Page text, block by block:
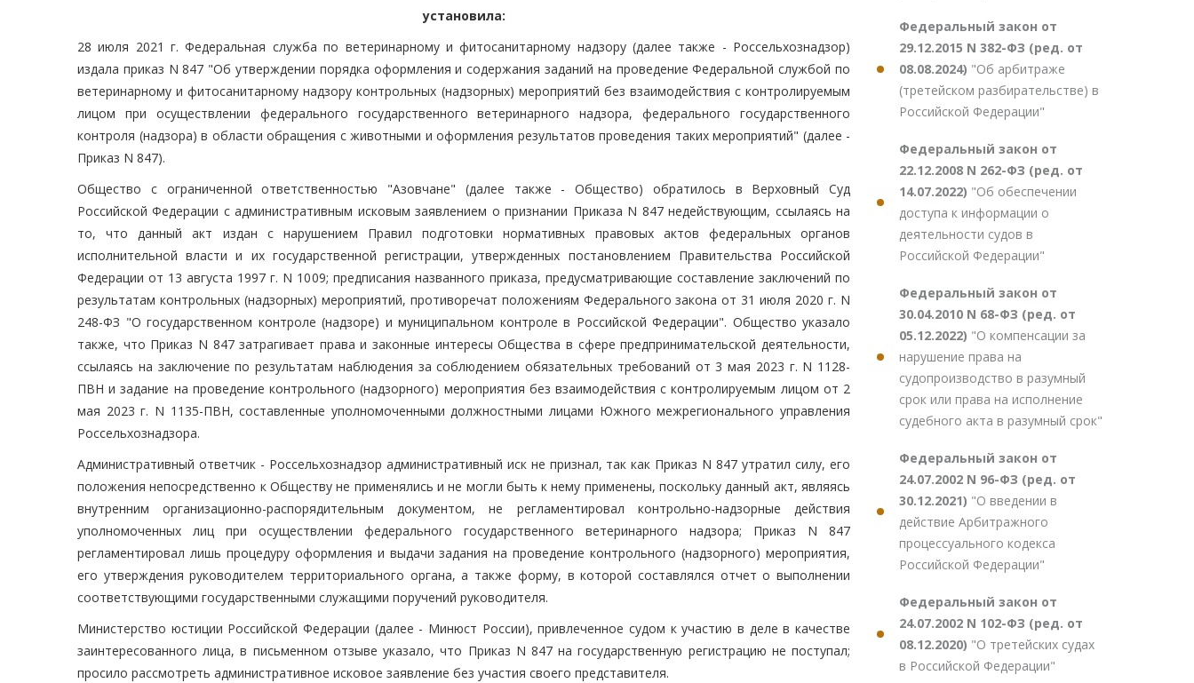
установила:
28 июля 2021 г. Федеральная служба по ветеринарному и фитосанитарному надзору (далее также - Россельхознадзор)
издала приказ N 847 "Об утверждении порядка оформления и содержания заданий на проведение Федеральной службой по
ветеринарному и фитосанитарному надзору контрольных (надзорных) мероприятий без взаимодействия с контролируемым
лицом при осуществлении федерального государственного ветеринарного надзора, федерального государственного
контроля (надзора) в области обращения с животными и оформления результатов проведения таких мероприятий" (далее -
Приказ N 847).
Общество с ограниченной ответственностью "Азовчане" (далее также - Общество) обратилось в Верховный Суд
Российской Федерации с административным исковым заявлением о признании Приказа N 847 недействующим, ссылаясь на
то, что данный акт издан с нарушением Правил подготовки нормативных правовых актов федеральных органов
исполнительной власти и их государственной регистрации, утвержденных постановлением Правительства Российской
Федерации от 13 августа 1997 г. N 1009; предписания названного приказа, предусматривающие составление заключений по
результатам контрольных (надзорных) мероприятий, противоречат положениям Федерального закона от 31 июля 2020 г. N
248-ФЗ "О государственном контроле (надзоре) и муниципальном контроле в Российской Федерации". Общество указало
также, что Приказ N 847 затрагивает права и законные интересы Общества в сфере предпринимательской деятельности,
ссылаясь на заключение по результатам наблюдения за соблюдением обязательных требований от 3 мая 2023 г. N 1128-
ПВН и задание на проведение контрольного (надзорного) мероприятия без взаимодействия с контролируемым лицом от 2
мая 2023 г. N 1135-ПВН, составленные уполномоченными должностными лицами Южного межрегионального управления
Россельхознадзора.
Административный ответчик - Россельхознадзор административный иск не признал, так как Приказ N 847 утратил силу, его
положения непосредственно к Обществу не применялись и не могли быть к нему применены, поскольку данный акт, являясь
внутренним организационно-распорядительным документом, не регламентировал контрольно-надзорные действия
уполномоченных лиц при осуществлении федерального государственного ветеринарного надзора; Приказ N 847
регламентировал лишь процедуру оформления и выдачи задания на проведение контрольного (надзорного) мероприятия,
его утверждения руководителем территориального органа, а также форму, в которой составлялся отчет о выполнении
соответствующими государственными служащими поручений руководителя.
Министерство юстиции Российской Федерации (далее - Минюст России), привлеченное судом к участию в деле в качестве
заинтересованного лица, в письменном отзыве указало, что Приказ N 847 на государственную регистрацию не поступал;
просило рассмотреть административное исковое заявление без участия своего представителя.
Федеральный закон от
29.12.2015 N 382-ФЗ (ред. от
08.08.2024) "Об арбитраже
(третейском разбирательстве) в
Российской Федерации"
Федеральный закон от
22.12.2008 N 262-ФЗ (ред. от
14.07.2022) "Об обеспечении
доступа к информации о
деятельности судов в
Российской Федерации"
Федеральный закон от
30.04.2010 N 68-ФЗ (ред. от
05.12.2022) "О компенсации за
нарушение права на
судопроизводство в разумный
срок или права на исполнение
судебного акта в разумный срок"
Федеральный закон от
24.07.2002 N 96-ФЗ (ред. от
30.12.2021) "О введении в
действие Арбитражного
процессуального кодекса
Российской Федерации"
Федеральный закон от
24.07.2002 N 102-ФЗ (ред. от
08.12.2020) "О третейских судах
в Российской Федерации"